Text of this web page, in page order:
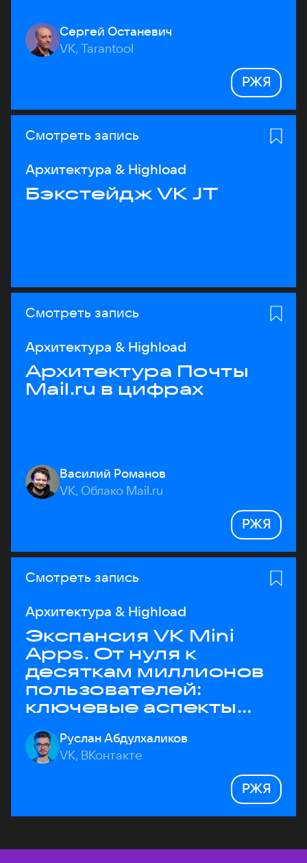
Сергей Останевич
VK, Tarantool
РЖЯ
Смотреть запись
Архитектура & Highload
Бэкстейдж VK JT
Смотреть запись
Архитектура & Highload
Архитектура Почты
Mail.ru в цифрах
Василий Романов
VK, Облако Mail.ru
РЖЯ
Смотреть запись
Архитектура & Highload
Экспансия VK Mini
Apps. От нуля к
десяткам миллионов
пользователей:
ключевые аспекты
архитектуры
Руслан Абдулхаликов
VK, ВКонтакте
РЖЯ